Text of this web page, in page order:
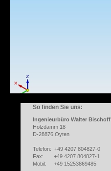
So finden Sie uns:
Ingenieurbüro Walter Bischoff
Holzdamm 18
D-28876 Oyten
Telefon: +49 4207 804827-0
Fax: +49 4207 804827-1
Mobil: +49 15253869485